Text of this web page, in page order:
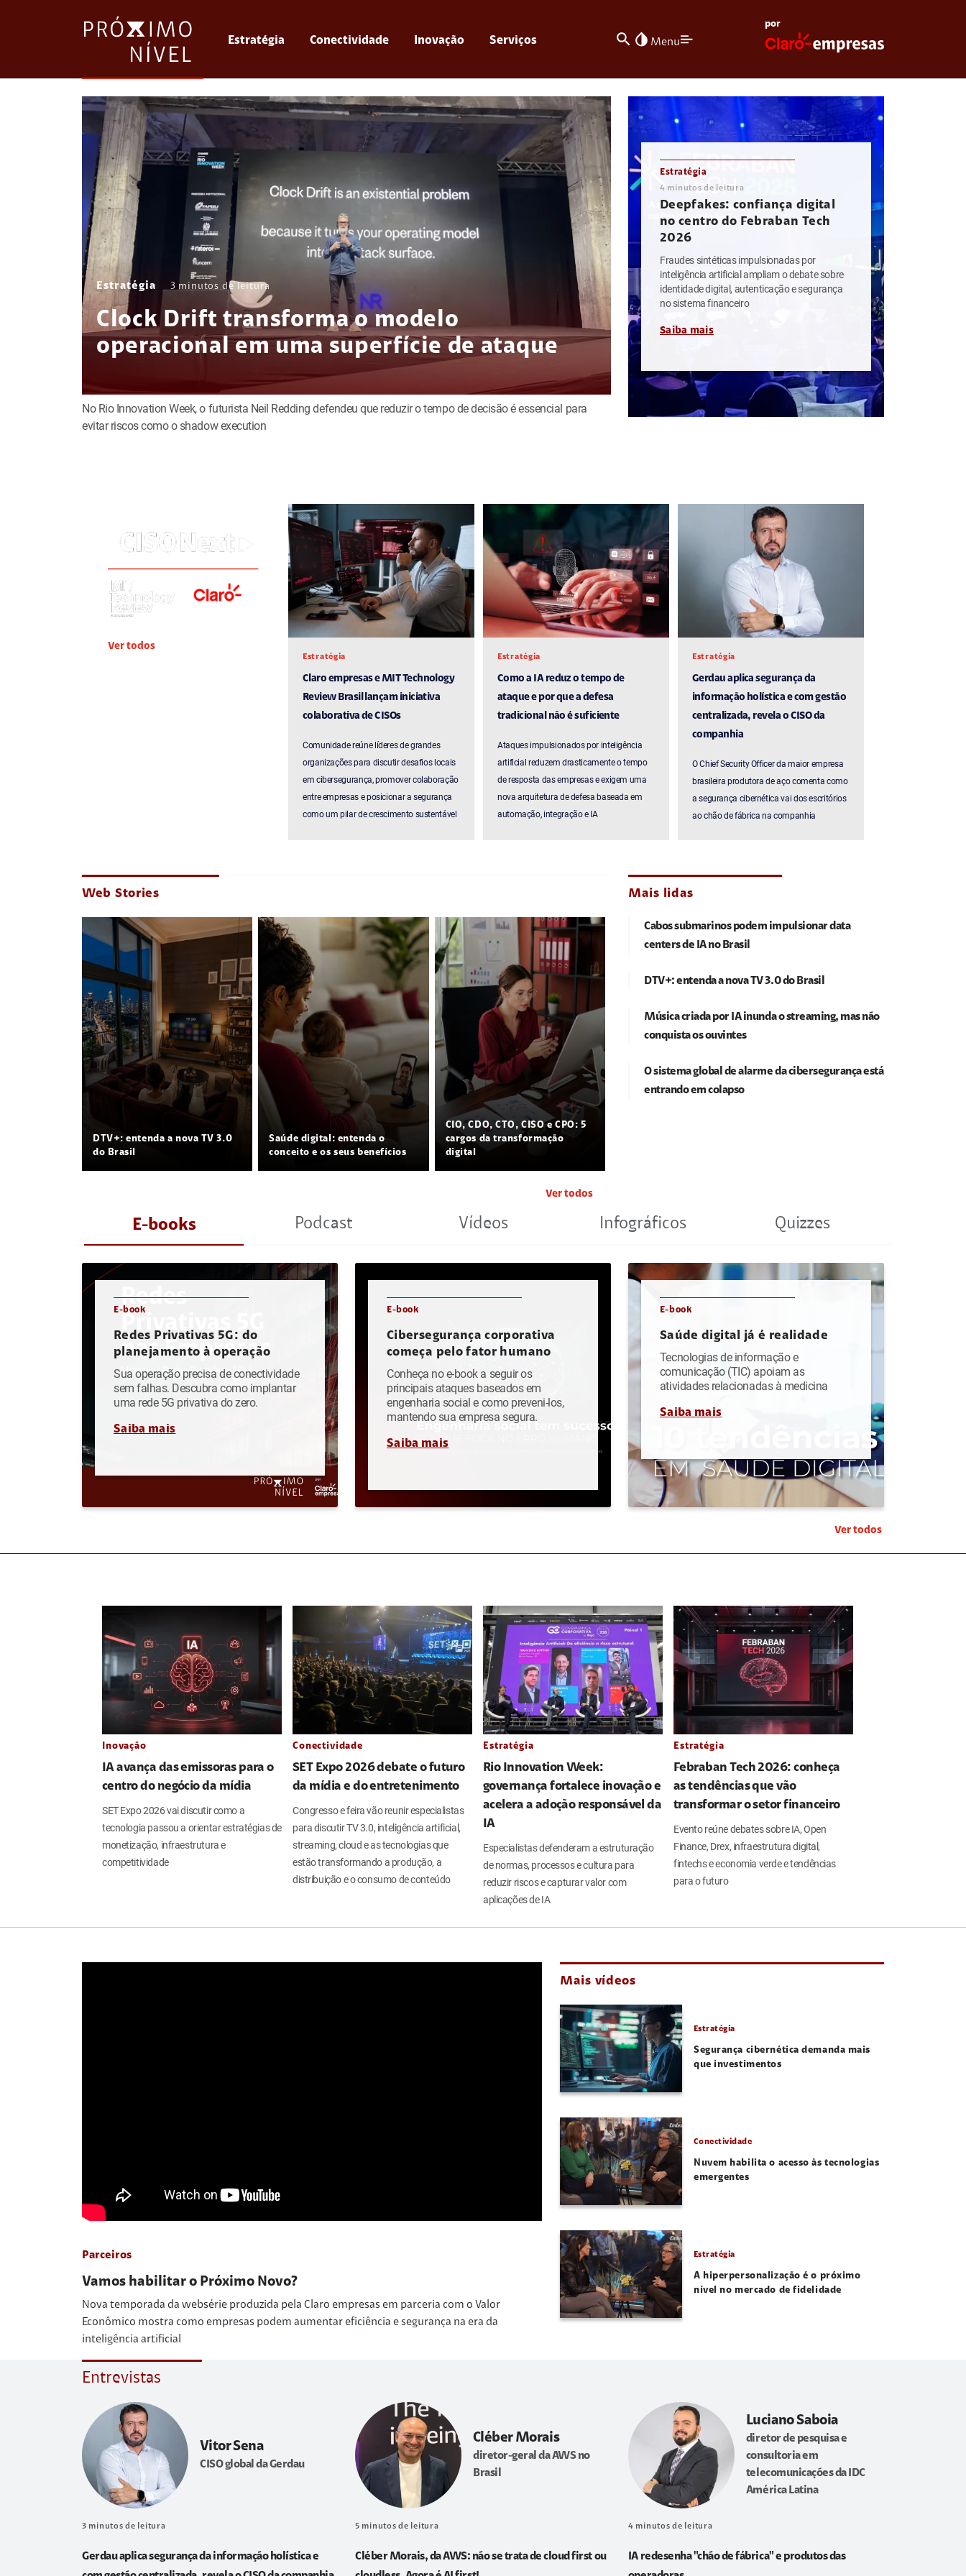
Estratégia Conectividade Inovação Serviços search invert_colors Menu
por
Estratégia 3 minutos de leitura
Clock Drift transforma o modelo
operacional em uma superfície de ataque
No Rio Innovation Week, o futurista Neil Redding defendeu que reduzir o tempo de decisão é essencial para
evitar riscos como o shadow execution
Estratégia
4 minutos de leitura
Deepfakes: confiança digital
no centro do Febraban Tech
2026
Fraudes sintéticas impulsionadas por
inteligência artificial ampliam o debate sobre
identidade digital, autenticação e segurança
no sistema financeiro
Saiba mais
Ver todos
Estratégia
Claro empresas e MIT Technology
Review Brasil lançam iniciativa
colaborativa de CISOs
Comunidade reúne líderes de grandes
organizações para discutir desafios locais
em cibersegurança, promover colaboração
entre empresas e posicionar a segurança
como um pilar de crescimento sustentável
Estratégia
Como a IA reduz o tempo de
ataque e por que a defesa
tradicional não é suficiente
Ataques impulsionados por inteligência
artificial reduzem drasticamente o tempo
de resposta das empresas e exigem uma
nova arquitetura de defesa baseada em
automação, integração e IA
Estratégia
Gerdau aplica segurança da
informação holística e com gestão
centralizada, revela o CISO da
companhia
O Chief Security Officer da maior empresa
brasileira produtora de aço comenta como
a segurança cibernética vai dos escritórios
ao chão de fábrica na companhia
Web Stories
DTV+: entenda a nova TV 3.0
do Brasil
Saúde digital: entenda o
conceito e os seus benefícios
CIO, CDO, CTO, CISO e CPO: 5
cargos da transformação
digital
Ver todos
Mais lidas
Cabos submarinos podem impulsionar data
centers de IA no Brasil
DTV+: entenda a nova TV 3.0 do Brasil
Música criada por IA inunda o streaming, mas não
conquista os ouvintes
O sistema global de alarme da cibersegurança está
entrando em colapso
E-books Podcast Vídeos Infográficos Quizzes
E-book
Redes Privativas 5G: do
planejamento à operação
Sua operação precisa de conectividade
sem falhas. Descubra como implantar
uma rede 5G privativa do zero.
Saiba mais
E-book
Cibersegurança corporativa
começa pelo fator humano
Conheça no e-book a seguir os
principais ataques baseados em
engenharia social e como preveni-los,
mantendo sua empresa segura.
Saiba mais
E-book
Saúde digital já é realidade
Tecnologias de informação e
comunicação (TIC) apoiam as
atividades relacionadas à medicina
Saiba mais
Ver todos
Inovação
IA avança das emissoras para o
centro do negócio da mídia
SET Expo 2026 vai discutir como a
tecnologia passou a orientar estratégias de
monetização, infraestrutura e
competitividade
Conectividade
SET Expo 2026 debate o futuro
da mídia e do entretenimento
Congresso e feira vão reunir especialistas
para discutir TV 3.0, inteligência artificial,
streaming, cloud e as tecnologias que
estão transformando a produção, a
distribuição e o consumo de conteúdo
Estratégia
Rio Innovation Week:
governança fortalece inovação e
acelera a adoção responsável da
IA
Especialistas defenderam a estruturação
de normas, processos e cultura para
reduzir riscos e capturar valor com
aplicações de IA
Estratégia
Febraban Tech 2026: conheça
as tendências que vão
transformar o setor financeiro
Evento reúne debates sobre IA, Open
Finance, Drex, infraestrutura digital,
fintechs e economia verde e tendências
para o futuro
Parceiros
Vamos habilitar o Próximo Novo?
Nova temporada da websérie produzida pela Claro empresas em parceria com o Valor
Econômico mostra como empresas podem aumentar eficiência e segurança na era da
inteligência artificial
Mais vídeos
Estratégia
Segurança cibernética demanda mais
que investimentos
Conectividade
Nuvem habilita o acesso às tecnologias
emergentes
Estratégia
A hiperpersonalização é o próximo
nível no mercado de fidelidade
Entrevistas
Vitor Sena
CISO global da Gerdau
3 minutos de leitura
Gerdau aplica segurança da informação holística e
Cléber Morais
diretor-geral da AWS no
Brasil
5 minutos de leitura
Cléber Morais, da AWS: não se trata de cloud first ou
Luciano Saboia
diretor de pesquisa e
consultoria em
telecomunicações da IDC
América Latina
4 minutos de leitura
IA redesenha "chão de fábrica" e produtos das